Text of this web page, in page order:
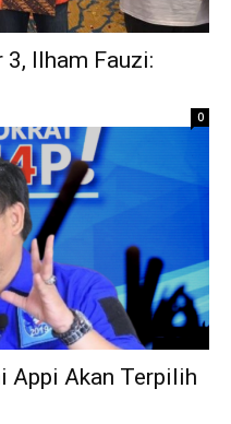
Ilham Fauzi:
0
Appi Akan Terpilih